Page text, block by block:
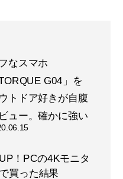
なスマホ
TORQUE G04」を
トドア好きが自腹
ュー。確かに強い
！PCの4Kモニタ
買った結果